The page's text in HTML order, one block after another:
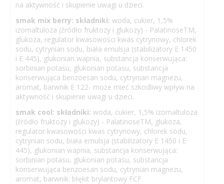
na aktywność i skupienie uwagi u dzieci.
smak mix berry: składniki: woda, cukier, 1,5%
izomaltuloza (źródło fruktozy i glukozy) - PalatinoseTM,
glukoza, regulator kwasowości kwas cytrynowy, chlorek
sodu, cytrynian sodu, biała emulsja (stabilizatory E 1450
i E 445), glukonian wapnia, substancja konserwująca:
sorbinian potasu, glukonian potasu, substancja
konserwująca benzoesan sodu, cytrynian magnezu,
aromat, barwnik E 122- może mieć szkodliwy wpływ na
aktywność i skupienie uwagi u dzieci.
smak cool: składniki: woda, cukier, 1,5% izomaltuloza
(źródło fruktozy i glukozy) - PalatinoseTM, glukoza,
regulator kwasowości kwas cytrynowy, chlorek sodu,
cytrynian sodu, biała emulsja (stabilizatory E 1450 i E
445), glukonian wapnia, substancja konserwująca:
sorbinian potasu, glukonian potasu, substancja
konserwująca benzoesan sodu, cytrynian magnezu,
aromat, barwnik: błękit brylantowy FCF.